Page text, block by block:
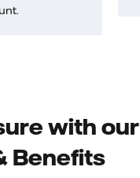
with our
Benefits